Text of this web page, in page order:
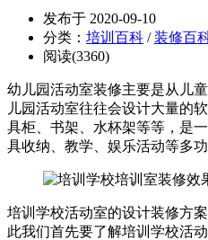
发布于 2020-09-10
分类： 培训百科 /装修百
阅读(3360)
幼儿园活动室装修主要是从儿
儿园活动室往往会设计大量的
具柜、书架、水杯架等等，是
具收纳、教学、娱乐活动等多功
培训学校活动室的设计装修方
此我们首先要了解培训学校活